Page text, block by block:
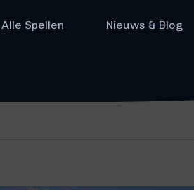
Alle Spellen Nieuws & Blog